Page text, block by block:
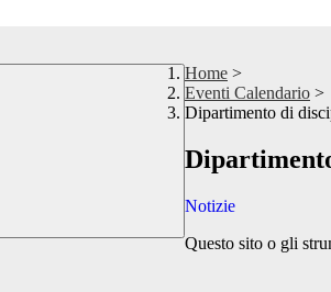
Home >
Eventi Calendario >
Dipartimento di
Notizie
Questo sito o gli